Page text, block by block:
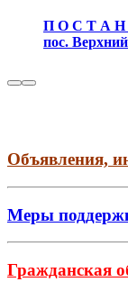
П О С Т А Н
пос.
Объявления,
Меры
Гражданская